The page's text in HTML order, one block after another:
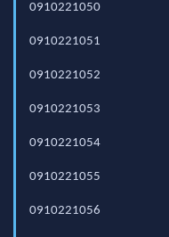
0910221050
0910221051
0910221052
0910221053
0910221054
0910221055
0910221056